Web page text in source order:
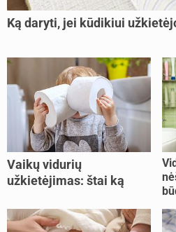
Ką daryti, jei kūdikiui
Vaikų vidurių
užkietėjimas: štai ką